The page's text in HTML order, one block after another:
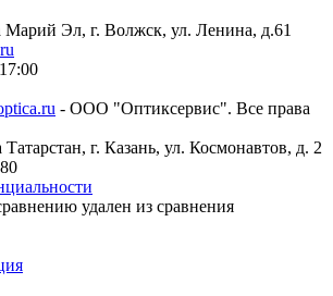
Марий Эл, г. Волжск, ул. Ленина, д.61
- ООО "Оптиксервис". Все права
г. Казань, ул. Космонавтов, д. 2
удален из сравнения